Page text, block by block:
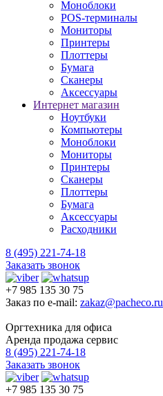
Моноблоки
POS-терминалы
Мониторы
Принтеры
Плоттеры
Бумага
Сканеры
Аксессуары
Интернет магазин
Ноутбуки
Компьютеры
Моноблоки
Мониторы
Принтеры
Сканеры
Плоттеры
Бумага
Аксессуары
Расходники
8 (495) 221-74-18
Заказать звонок
+7 985 135 30 75
Заказ по e-mail: zakaz@pacheco.ru
Оргтехника для офиса
Аренда продажа сервис
8 (495) 221-74-18
Заказать звонок
+7 985 135 30 75